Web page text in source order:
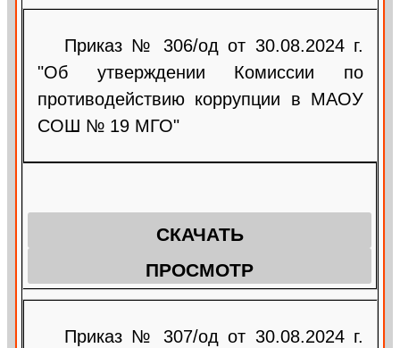
Приказ № 306/од от 30.08.2024 г.
"Об утверждении Комиссии по
противодействию коррупции в МАОУ
СОШ № 19 МГО"
СКАЧАТЬ
ПРОСМОТР
Приказ № 307/од от 30.08.2024 г.